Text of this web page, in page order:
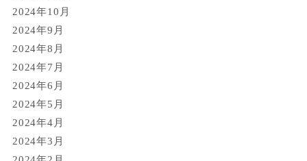
2024年10月
2024年9月
2024年8月
2024年7月
2024年6月
2024年5月
2024年4月
2024年3月